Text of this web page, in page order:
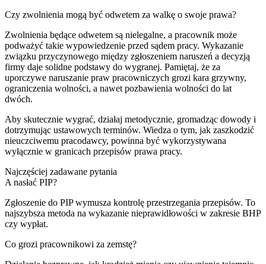
Czy zwolnienia mogą być odwetem za walkę o swoje prawa?
Zwolnienia będące odwetem są nielegalne, a pracownik może
podważyć takie wypowiedzenie przed sądem pracy. Wykazanie
związku przyczynowego między zgłoszeniem naruszeń a decyzją
firmy daje solidne podstawy do wygranej. Pamiętaj, że za
uporczywe naruszanie praw pracowniczych grozi kara grzywny,
ograniczenia wolności, a nawet pozbawienia wolności do lat
dwóch.
Aby skutecznie wygrać, działaj metodycznie, gromadząc dowody i
dotrzymując ustawowych terminów. Wiedza o tym, jak zaszkodzić
nieuczciwemu pracodawcy, powinna być wykorzystywana
wyłącznie w granicach przepisów prawa pracy.
Najczęściej zadawane pytania
A nasłać PIP?
Zgłoszenie do PIP wymusza kontrolę przestrzegania przepisów. To
najszybsza metoda na wykazanie nieprawidłowości w zakresie BHP
czy wypłat.
Co grozi pracownikowi za zemstę?